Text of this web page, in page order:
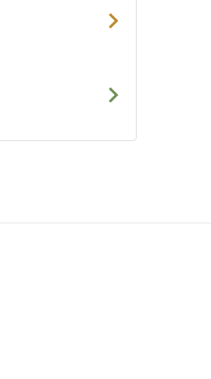
chevron_right
chevron_right